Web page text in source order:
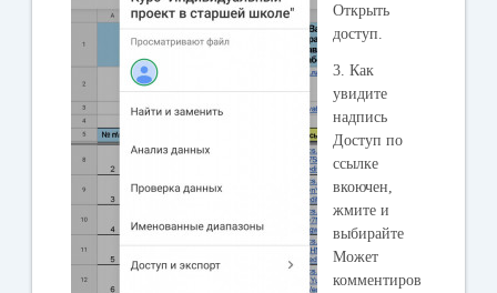
Открыть
доступ.
3. Как
увидите
надпись
Доступ по
ссылке
вкоючен,
жмите и
выбирайте
Может
комментиров